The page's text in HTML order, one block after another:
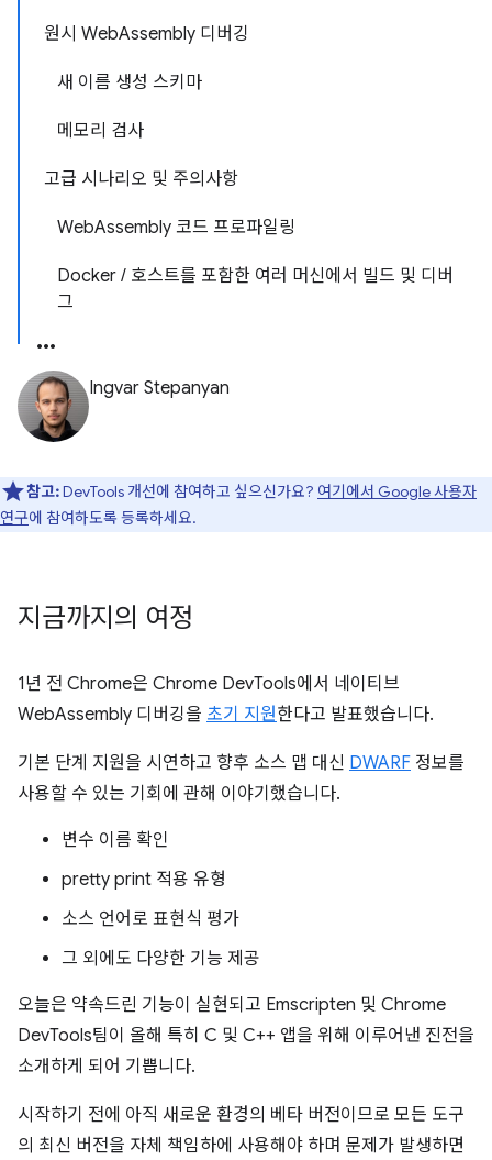
원시 WebAssembly 디버깅
새 이름 생성 스키마
메모리 검사
고급 시나리오 및 주의사항
WebAssembly 코드 프로파일링
Docker / 호스트를 포함한 여러 머신에서 빌드 및 디버
그
Ingvar Stepanyan
참고:DevTools 개선에 참여하고 싶으신가요? 여기에서 Google 사용자
연구에 참여하도록 등록하세요.
지금까지의 여정
1년 전 Chrome은 Chrome DevTools에서 네이티브
WebAssembly 디버깅을 초기 지원한다고 발표했습니다.
기본 단계 지원을 시연하고 향후 소스 맵 대신 DWARF 정보를
사용할 수 있는 기회에 관해 이야기했습니다.
변수 이름 확인
pretty print 적용 유형
소스 언어로 표현식 평가
그 외에도 다양한 기능 제공
오늘은 약속드린 기능이 실현되고 Emscripten 및 Chrome
DevTools팀이 올해 특히 C 및 C++ 앱을 위해 이루어낸 진전을
소개하게 되어 기쁩니다.
시작하기 전에 아직 새로운 환경의 베타 버전이므로 모든 도구
의 최신 버전을 자체 책임하에 사용해야 하며 문제가 발생하면